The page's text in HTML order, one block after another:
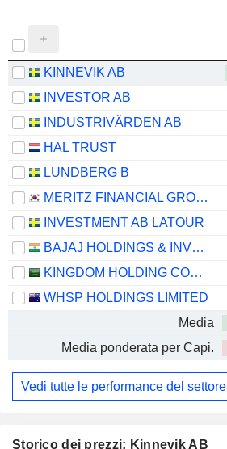
KINNEVIK AB
INVESTOR AB
INDUSTRIVÄRDEN AB
HAL TRUST
LUNDBERG B
MERITZ FINANCIAL GROUP INC.
INVESTMENT AB LATOUR
BAJAJ HOLDINGS & INVESTMENT LIMITED
KINGDOM HOLDING COMPANY
WHSP HOLDINGS LIMITED
Media
Media ponderata per Capi.
Vedi tutte le performance del settore
Storico dei prezzi: Kinnevik AB